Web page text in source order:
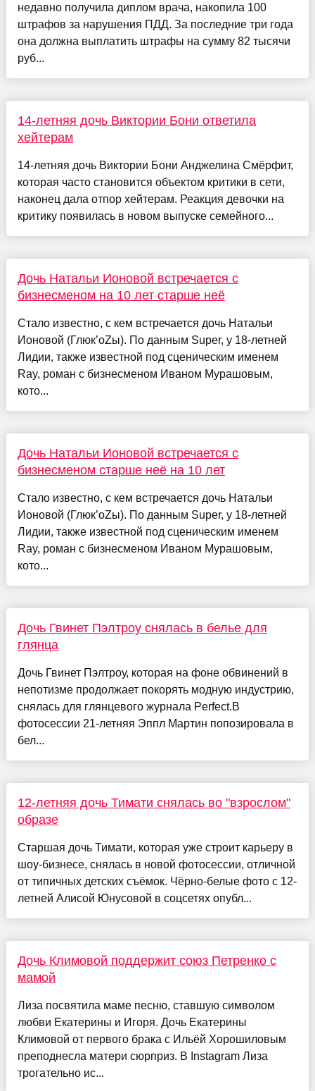
недавно получила диплом врача, накопила 100
штрафов за нарушения ПДД. За последние три года
она должна выплатить штрафы на сумму 82 тысячи
руб...
14-летняя дочь Виктории Бони ответила
хейтерам
14-летняя дочь Виктории Бони Анджелина Смёрфит,
которая часто становится объектом критики в сети,
наконец дала отпор хейтерам. Реакция девочки на
критику появилась в новом выпуске семейного...
Дочь Натальи Ионовой встречается с
бизнесменом на 10 лет старше неё
Стало известно, с кем встречается дочь Натальи
Ионовой (Глюк’oZы). По данным Super, у 18-летней
Лидии, также известной под сценическим именем
Ray, роман с бизнесменом Иваном Мурашовым,
кото...
Дочь Натальи Ионовой встречается с
бизнесменом старше неё на 10 лет
Стало известно, с кем встречается дочь Натальи
Ионовой (Глюк’oZы). По данным Super, у 18-летней
Лидии, также известной под сценическим именем
Ray, роман с бизнесменом Иваном Мурашовым,
кото...
Дочь Гвинет Пэлтроу снялась в белье для
глянца
Дочь Гвинет Пэлтроу, которая на фоне обвинений в
непотизме продолжает покорять модную индустрию,
снялась для глянцевого журнала Perfect.В
фотосессии 21-летняя Эппл Мартин попозировала в
бел...
12-летняя дочь Тимати снялась во "взрослом"
образе
Старшая дочь Тимати, которая уже строит карьеру в
шоу-бизнесе, снялась в новой фотосессии, отличной
от типичных детских съёмок. Чёрно-белые фото с 12-
летней Алисой Юнусовой в соцсетях опубл...
Дочь Климовой поддержит союз Петренко с
мамой
Лиза посвятила маме песню, ставшую символом
любви Екатерины и Игоря. Дочь Екатерины
Климовой от первого брака с Ильёй Хорошиловым
преподнесла матери сюрприз. В Instagram Лиза
трогательно ис...